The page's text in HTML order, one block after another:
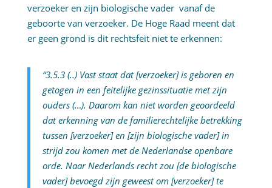
verzoeker en zijn biologische vader vanaf de
geboorte van verzoeker. De Hoge Raad meent dat
er geen grond is dit rechtsfeit niet te erkennen:
“3.5.3 (..) Vast staat dat [verzoeker] is geboren en
getogen in een feitelijke gezinssituatie met zijn
ouders (…). Daarom kan niet worden geoordeeld
dat erkenning van de familierechtelijke betrekking
tussen [verzoeker] en [zijn biologische vader] in
strijd zou komen met de Nederlandse openbare
orde. Naar Nederlands recht zou [de biologische
vader] bevoegd zijn geweest om [verzoeker] te